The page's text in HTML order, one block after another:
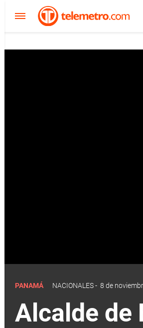
PANAMÁ NACIONALES- 8 de
Alcalde de